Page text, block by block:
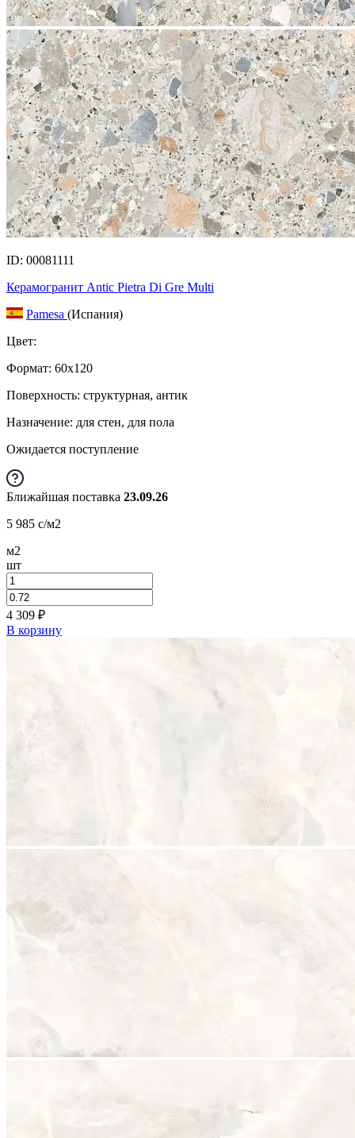
ID: 00081111
Керамогранит Antic Pietra Di Gre Multi
Pamesa (Испания)
Цвет:
Формат: 60x120
Поверхность: структурная, антик
Назначение: для стен, для пола
Ожидается поступление
Ближайшая поставка 23.09.26
5 985 c/м2
м2
шт
4 309 ₽
В корзину